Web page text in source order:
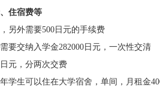
住宿费等
另外需要500日元的手续费
要交纳入学金282000日元，一次性交清
元，分两次交费
学生可以住在大学宿舍，单间，月租金